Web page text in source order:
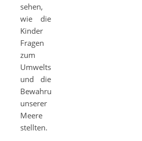
sehen,
wie die
Kinder
Fragen
zum
Umweltschutz
und die
Bewahrung
unserer
Meere
stellten.